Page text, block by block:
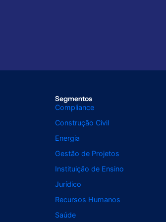
Segmentos
Compliance
Construção Civil
Energia
Gestão de Projetos
Instituição de Ensino
Jurídico
Recursos Humanos
Saúde